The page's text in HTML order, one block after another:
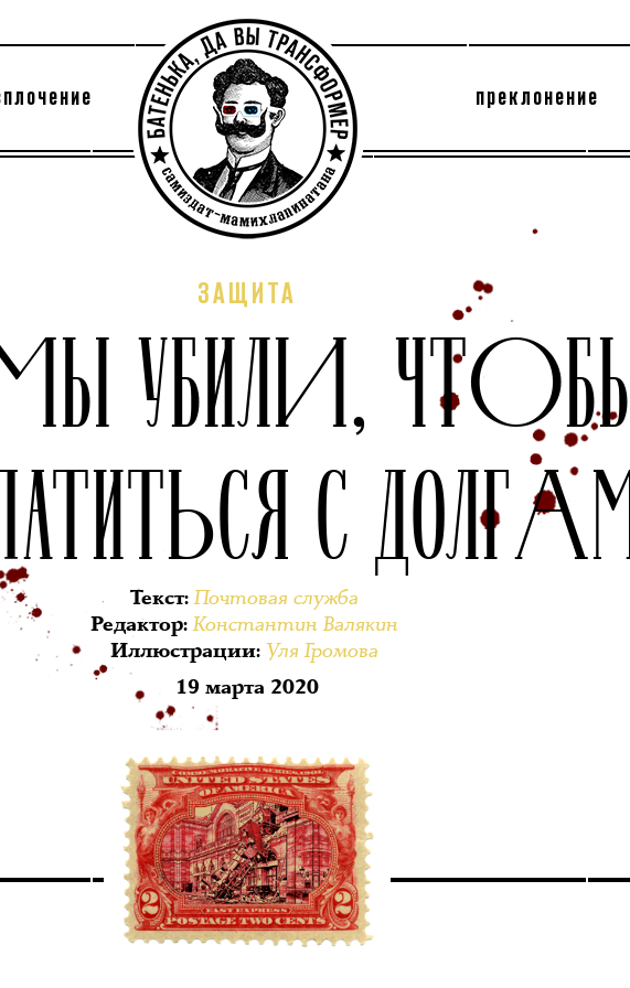
преклонение
ЗАЩИТА
УБИЛИ,
С
Текст:Почтовая служба
Редактор:Константин Валякин
Иллюстрации: Уля Громова
19 марта 2020